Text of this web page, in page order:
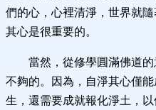
們的心，心裡清淨，世界就
其心是很重要的。
當然，從修學圓滿佛道
不夠的。因為，自淨其心僅
生，還需要成就報化淨土，